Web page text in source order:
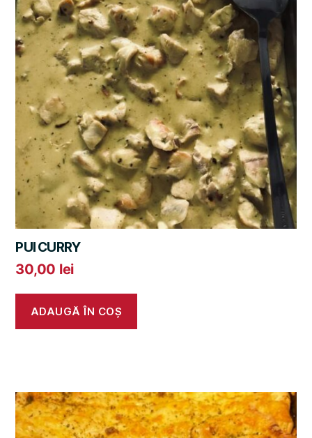
PUI CURRY
30,00 lei
ADAUGĂ ÎN COȘ